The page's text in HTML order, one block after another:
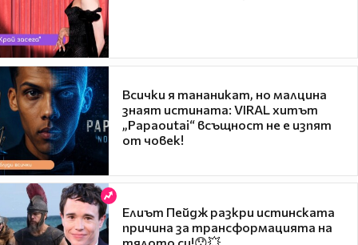
Всички я тананикат, но малцина
знаят истината: VIRAL хитът
„Papaoutai“ всъщност не е изпят
от човек!
Елиът Пейдж разкри истинската
причина за трансформацията на
тялото си!😯💥